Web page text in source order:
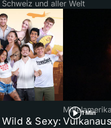
und aller Welt
& Sexy:
1 Min